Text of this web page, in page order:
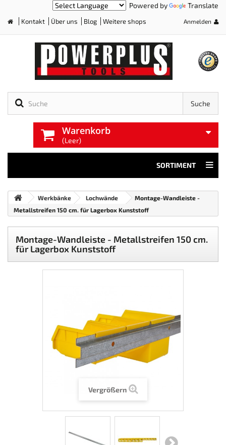
Powered by Translate
Kontakt Über uns Blog Weitere shops Anmelden
Suche
Warenkorb
(Leer)
SORTIMENT
Werkbänke Lochwände
Montage-Wandleiste -
Metallstreifen 150 cm. für Lagerbox Kunststoff
Montage-Wandleiste - Metallstreifen 150 cm.
für Lagerbox Kunststoff
Vergrößern